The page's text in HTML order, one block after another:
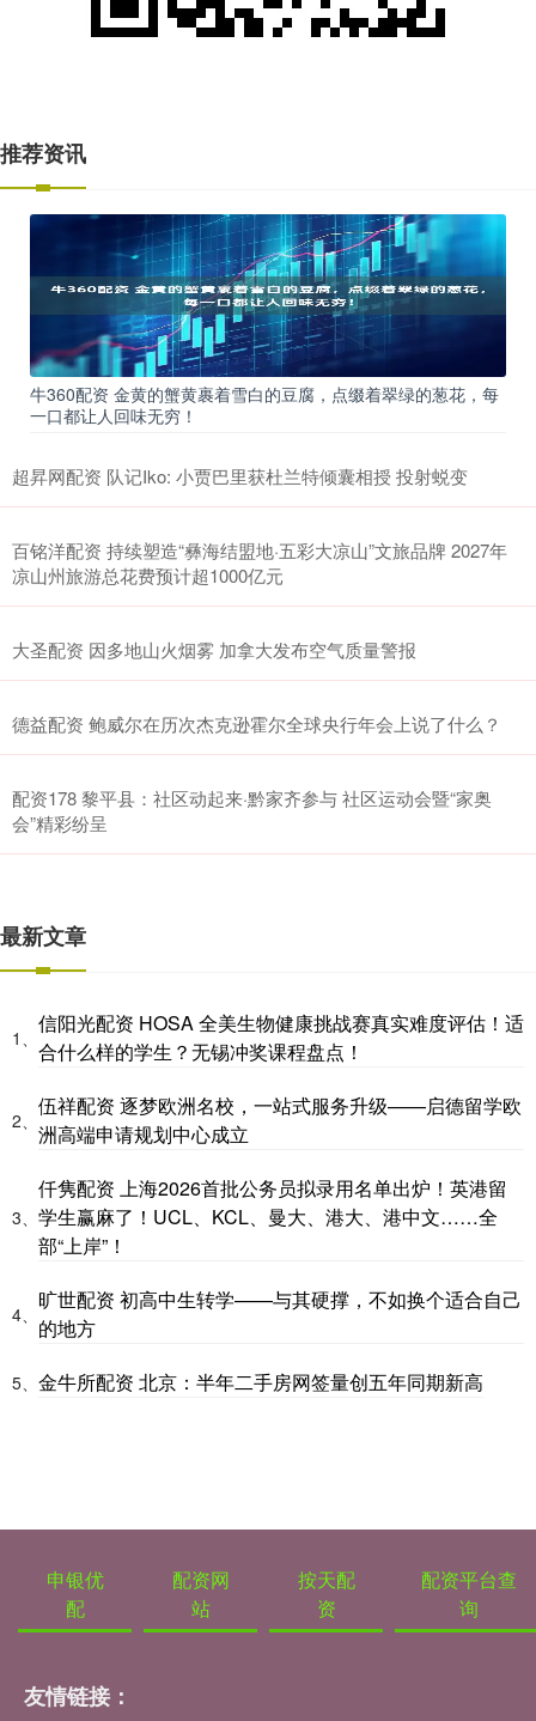
推荐资讯
牛360配资 金黄的蟹黄裹着雪白的豆腐，点缀着翠绿的葱花，每
一口都让人回味无穷！
超昇网配资 队记Iko: 小贾巴里获杜兰特倾囊相授 投射蜕变
百铭洋配资 持续塑造“彝海结盟地·五彩大凉山”文旅品牌 2027年
凉山州旅游总花费预计超1000亿元
大圣配资 因多地山火烟雾 加拿大发布空气质量警报
德益配资 鲍威尔在历次杰克逊霍尔全球央行年会上说了什么？
配资178 黎平县：社区动起来·黔家齐参与 社区运动会暨“家奥
会”精彩纷呈
最新文章
1、
信阳光配资 HOSA 全美生物健康挑战赛真实难度评估！适
合什么样的学生？无锡冲奖课程盘点！
2、
伍祥配资 逐梦欧洲名校，一站式服务升级——启德留学欧
洲高端申请规划中心成立
3、
仟隽配资 上海2026首批公务员拟录用名单出炉！英港留
学生赢麻了！UCL、KCL、曼大、港大、港中文……全
部“上岸”！
4、
旷世配资 初高中生转学——与其硬撑，不如换个适合自己
的地方
5、 金牛所配资 北京：半年二手房网签量创五年同期新高
申银优
配
配资网
站
按天配
资
配资平台查
询
友情链接：